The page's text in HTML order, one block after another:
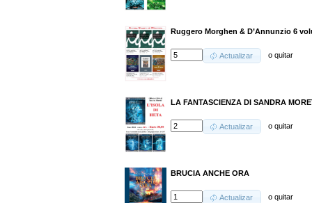
Ruggero Morghen & D’Annunzio 6
Actualizar oquitar
LA FANTASCIENZA DI SANDRA
Actualizar oquitar
BRUCIA ANCHE ORA
Actualizar oquitar